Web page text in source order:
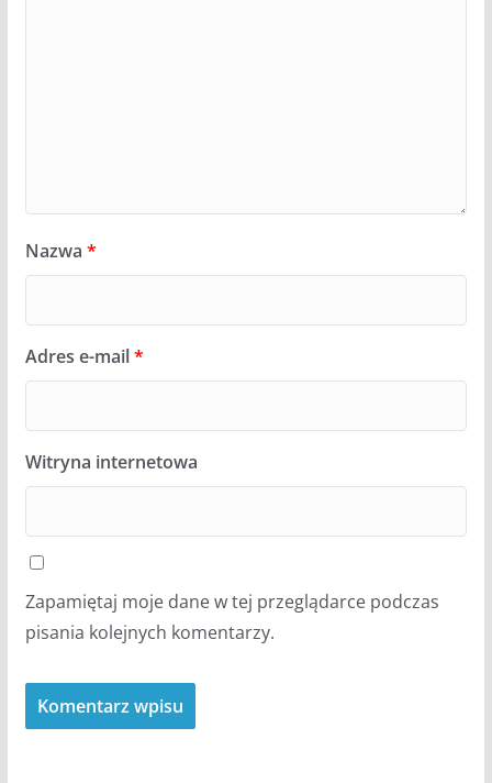
Nazwa *
Adres e-mail*
Witryna internetowa
Zapamiętaj moje dane w tej przeglądarce podczas
pisania kolejnych komentarzy.